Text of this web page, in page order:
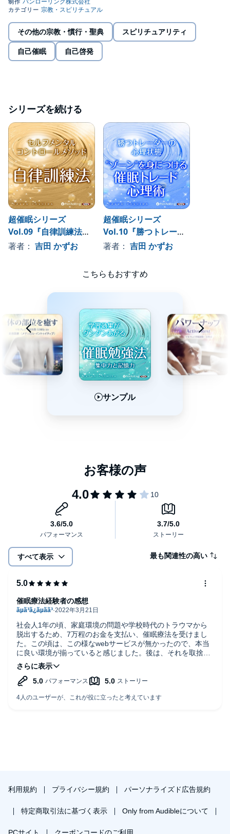
その他の宗教・慣行・聖典 スピリチュアリティ
自己催眠 自己啓発
シリーズを続ける
超催眠シリーズ
Vol.09『自律訓練法～
セルフメンタルコント
著者： 吉田 かずお
超催眠シリーズ
Vol.10『勝つトレーダ
ーの心理状態 "ゾーン"
ード心理術』
著者： 吉田 かずお
こちらもおすすめ
サンプル
すべて表示 最も関連性の高い
社会人1年の頃、家庭環境の問題や学校時代のトラウマから
脱出するため、7万程のお金を支払い、催眠療法を受けまし
た。この頃は、この様なwebサービスが無かったので、本当
に良い環境が揃っていると感じました。後は、それを取捨選
択する個人の力量や感性かなと思います。私は、この音源は
進めたいと思います。参考になれば幸いです。^_^
催眠療法経験者の感想
利用規約 プライバシー規約 パーソナライズド広告規約
特定商取引法に基づく表示 Only from Audibleについて